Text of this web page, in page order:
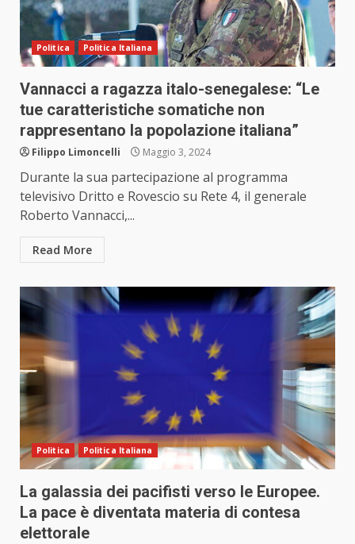
Politica Politica Italiana
Vannacci a ragazza italo-senegalese: “Le
tue caratteristiche somatiche non
rappresentano la popolazione italiana”
Filippo Limoncelli Maggio 3, 2024
Durante la sua partecipazione al programma
televisivo Dritto e Rovescio su Rete 4, il generale
Roberto Vannacci,...
Read More
Politica Politica Italiana
La galassia dei pacifisti verso le Europee.
La pace è diventata materia di contesa
elettorale